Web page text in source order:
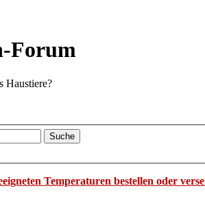
Forum
Haustiere?
Temperaturen bestellen oder